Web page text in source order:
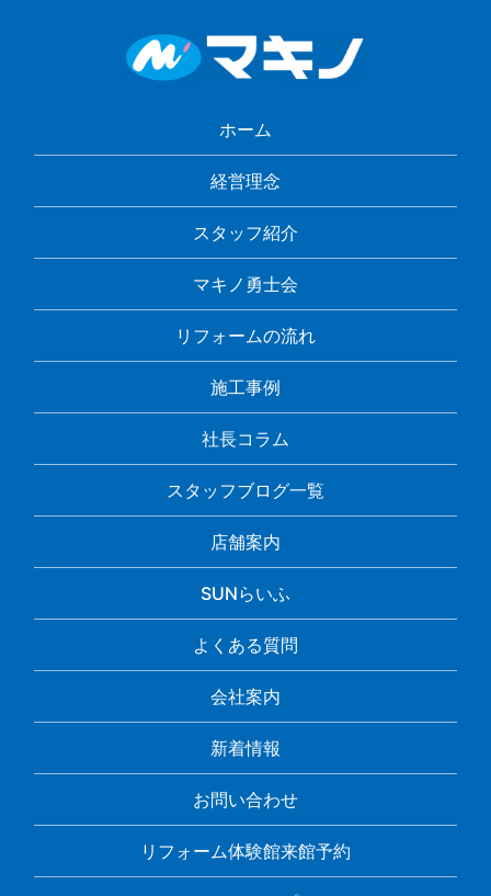
ホーム
経営理念
スタッフ紹介
マキノ勇士会
リフォームの流れ
施工事例
社長コラム
スタッフブログ一覧
店舗案内
SUNらいふ
よくある質問
会社案内
新着情報
お問い合わせ
リフォーム体験館来館予約